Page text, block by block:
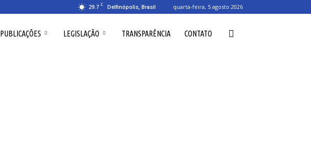
29.7 C Delfinópolis, Brasil quarta-feira, 5 agosto 2026
PUBLICAÇÕES LEGISLAÇÃO TRANSPARÊNCIA CONTATO